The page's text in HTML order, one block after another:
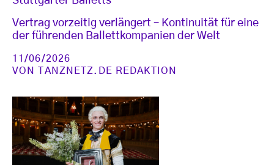
Vertrag vorzeitig verlängert – Kontinuität für eine
der führenden Ballettkompanien der Welt
11/06/2026
VON
TANZNETZ.DE REDAKTION